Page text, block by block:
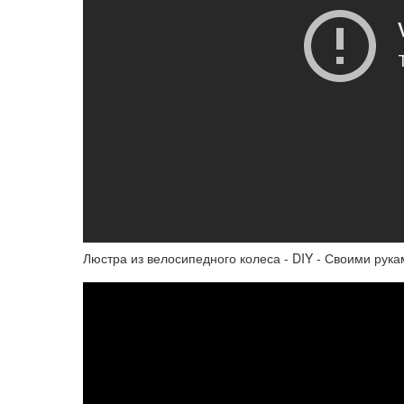
Люстра из велосипедного колеса - DIY - Своими